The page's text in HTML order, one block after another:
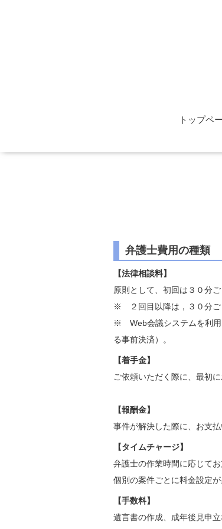
トップペ
弁護士費用の種類
【法律相談料】
原則として、初回は３０分
※ ２回目以降は，３０分ご
※ Web会議システムを利用
る事前決済）。
【着手金】
ご依頼いただく際に、最初
【報酬金】
事件が解決した際に、お支払
【タイムチャージ】
弁護士の作業時間に応じて
個別の案件ごとに料金設定が
【手数料】
遺言書の作成、成年後見申